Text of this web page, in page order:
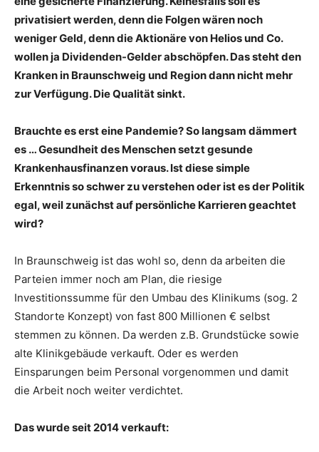
privatisiert werden, denn die Folgen wären noch
weniger Geld, denn die Aktionäre von Helios und Co.
wollen ja Dividenden-Gelder abschöpfen. Das steht den
Kranken in Braunschweig und Region dann nicht mehr
zur Verfügung. Die Qualität sinkt.
Brauchte es erst eine Pandemie? So langsam dämmert
es … Gesundheit des Menschen setzt gesunde
Krankenhausfinanzen voraus. Ist diese simple
Erkenntnis so schwer zu verstehen oder ist es der Politik
egal, weil zunächst auf persönliche Karrieren geachtet
wird?
In Braunschweig ist das wohl so, denn da arbeiten die
Parteien immer noch am Plan, die riesige
Investitionssumme für den Umbau des Klinikums (sog. 2
Standorte Konzept) von fast 800 Millionen € selbst
stemmen zu können. Da werden z.B. Grundstücke sowie
alte Klinikgebäude verkauft. Oder es werden
Einsparungen beim Personal vorgenommen und damit
die Arbeit noch weiter verdichtet.
Das wurde seit 2014 verkauft: